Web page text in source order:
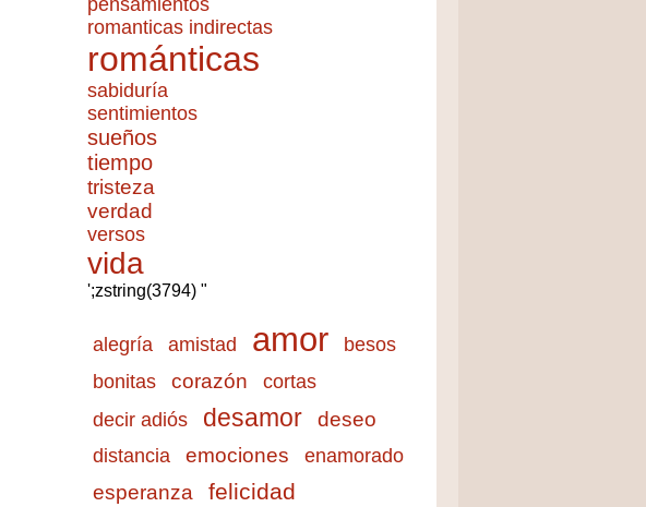
romanticas indirectas
románticas
sabiduría
sentimientos
sueños
tiempo
tristeza
verdad
versos
vida
';zstring(3794) "
alegría amistad amor besos
bonitas corazón cortas
decir adiós desamor deseo
distancia emociones enamorado
esperanza felicidad